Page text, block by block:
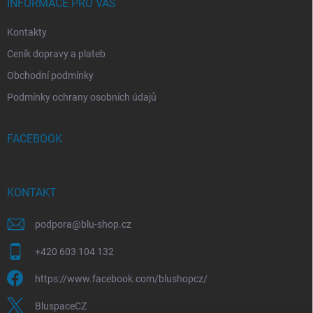
INFORMACE PRO VÁS
Kontakty
Ceník dopravy a plateb
Obchodní podmínky
Podmínky ochrany osobních údajů
FACEBOOK
KONTAKT
podpora@blu-shop.cz
+420 603 104 132
https://www.facebook.com/blushopcz/
BluspaceCZ